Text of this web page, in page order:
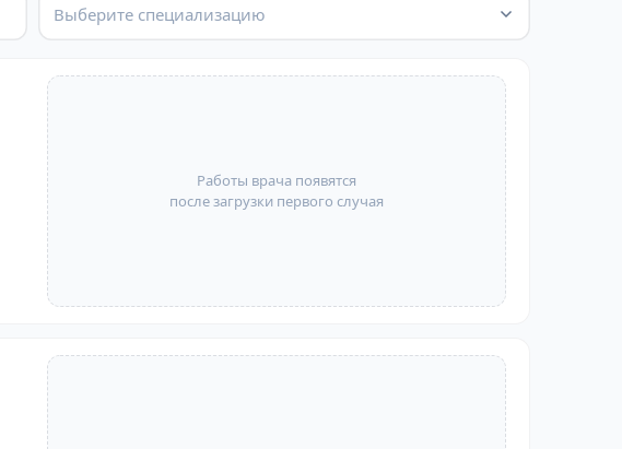
Выберите специализацию
Работы врача появятся
после загрузки первого случая